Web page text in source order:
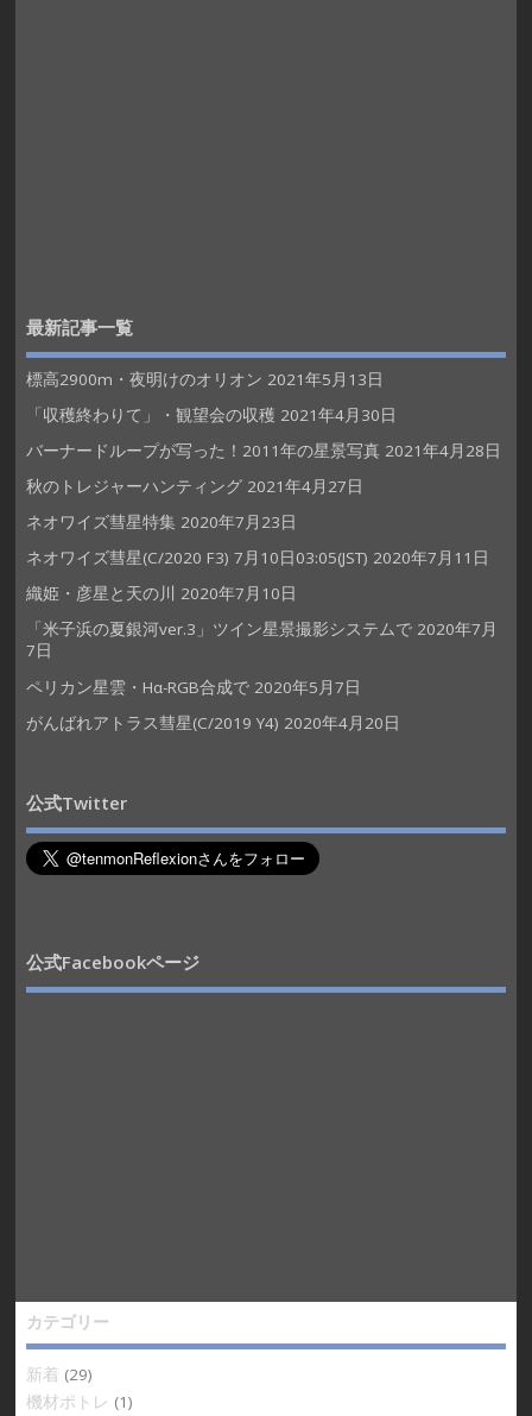
最新記事一覧
標高2900m・夜明けのオリオン 2021年5月13日
「収穫終わりて」・観望会の収穫 2021年4月30日
バーナードループが写った！2011年の星景写真 2021年4月28日
秋のトレジャーハンティング 2021年4月27日
ネオワイズ彗星特集 2020年7月23日
ネオワイズ彗星(C/2020 F3) 7月10日03:05(JST) 2020年7月11日
織姫・彦星と天の川
2020年7月10日
「米子浜の夏銀河ver.3」ツイン星景撮影システムで 2020年7月
7日
ペリカン星雲・Hα-RGB合成で 2020年5月7日
がんばれアトラス彗星(C/2019 Y4) 2020年4月20日
公式Twitter
公式Facebookページ
カテゴリー
新着 (29)
機材ポトレ (1)